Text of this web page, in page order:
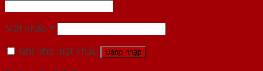
Mật khẩu *
Ghi nhớ mật khẩu
Đăng nhập